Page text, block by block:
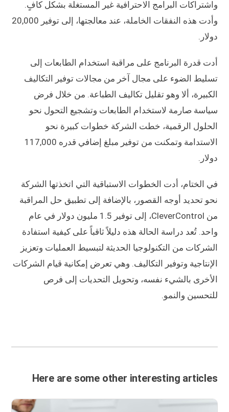
واشتراكات البرامج الاحترافية غير المستغلة بشكل كافٍ.
وأدت هذه النفقات الخاملة، عند معالجتها، إلى توفير 20,000
دولار.
أدت قدرة البرنامج على مراقبة استخدام الطابعات إلى
تسليط الضوء على مجال آخر من مجالات توفير التكاليف
الكبيرة، ألا وهو تقليل تكاليف الطباعة. من خلال فرض
سياسة صارمة لاستخدام الطابعات وتشجيع التحول نحو
الحلول الرقمية، خطت الشركة خطوات كبيرة نحو
الاستدامة وتمكنت من توفير مبلغ إضافي قدره 117,000
دولار.
في الختام، أدت الخطوات الاستباقية التي اتخذتها الشركة
نحو تحديد أوجه القصور، بالإضافة إلى تطبيق حل المراقبة
من CleverControl، إلى توفير 1.5 مليون دولار في عام
واحد. تُعد دراسة الحالة هذه دليلاً ثاقباً على كيفية استفادة
الشركات من التكنولوجيا الحديثة لتبسيط العمليات وتعزيز
الإنتاجية وتوفير التكاليف. وهي تعرض إمكانية قيام الشركات
الأخرى بالشيء نفسه، وتحويل التحديات إلى فرص
للتحسين والنمو.
Here are some other interesting articles